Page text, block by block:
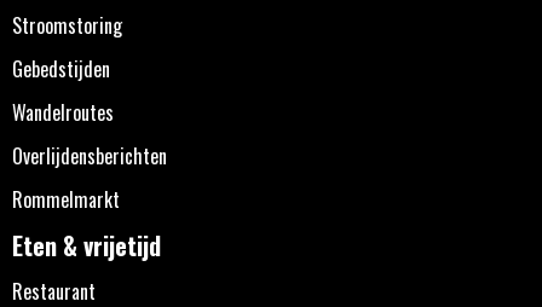
Stroomstoring
Gebedstijden
Wandelroutes
Overlijdensberichten
Rommelmarkt
Eten & vrijetijd
Restaurant